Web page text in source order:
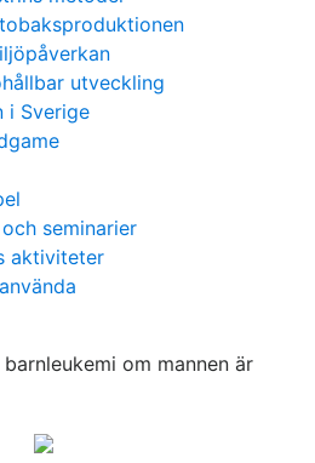
utveckling
i Sverige
seminarier
aktiviteter
om mannen är